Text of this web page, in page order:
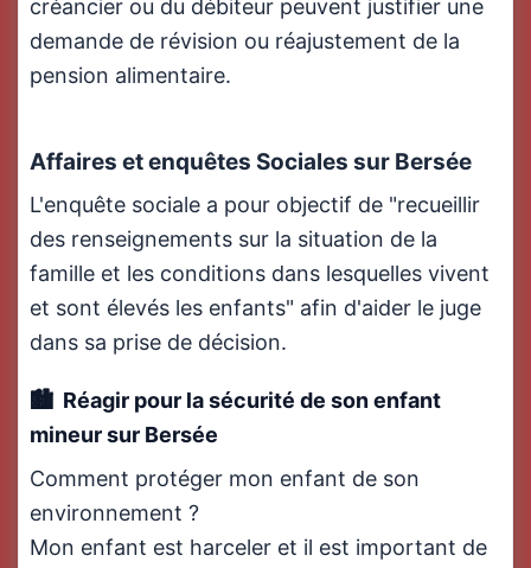
créancier ou du débiteur peuvent justifier une
demande de révision ou réajustement de la
pension alimentaire.
Affaires et enquêtes Sociales sur Bersée
L'enquête sociale a pour objectif de "recueillir
des renseignements sur la situation de la
famille et les conditions dans lesquelles vivent
et sont élevés les enfants" afin d'aider le juge
dans sa prise de décision.
Réagir pour la sécurité de son enfant
mineur sur Bersée
Comment protéger mon enfant de son
environnement ?
Mon enfant est harceler et il est important de